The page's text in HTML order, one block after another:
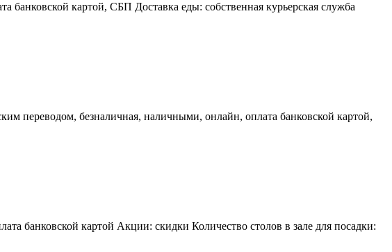
банковской картой, СБП Доставка еды: собственная курьерская служба
переводом, безналичная, наличными, онлайн, оплата банковской картой,
банковской картой Акции: скидки Количество столов в зале для посадки: